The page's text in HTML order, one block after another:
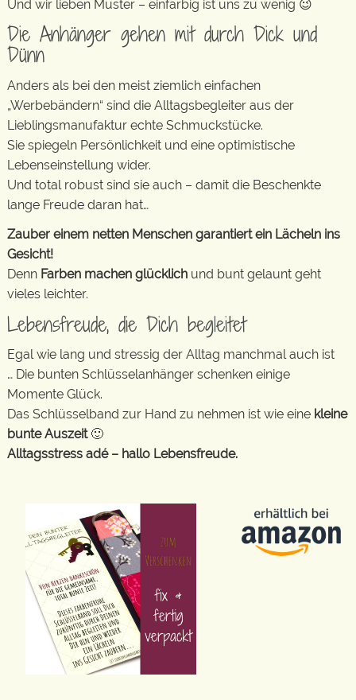
Und wir lieben Muster – einfarbig ist uns zu wenig 😉
Die Anhänger gehen mit durch Dick und
Dünn
Anders als bei den meist ziemlich einfachen
„Werbebändern“ sind die Alltagsbegleiter aus der
Lieblingsmanufaktur echte Schmuckstücke.
Sie spiegeln Persönlichkeit und eine optimistische
Lebenseinstellung wider.
Und total robust sind sie auch – damit die Beschenkte
lange Freude daran hat…
Zauber einem netten Menschen garantiert ein Lächeln ins
Gesicht!
Denn Farben machen glücklich und bunt gelaunt geht
vieles leichter.
Lebensfreude, die Dich begleitet
Egal wie lang und stressig der Alltag manchmal auch ist
… Die bunten Schlüsselanhänger schenken einige
Momente Glück.
Das Schlüsselband zur Hand zu nehmen ist wie eine kleine
bunte Auszeit🙂
Alltagsstress adé – hallo Lebensfreude.